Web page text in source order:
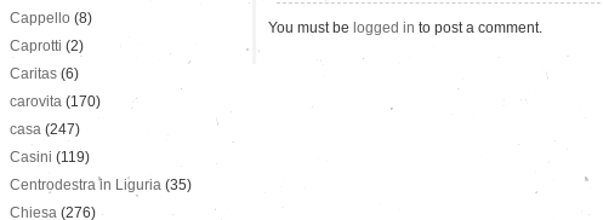
You must be logged in to post a comment.
Cappello (8)
Caprotti (2)
Caritas (6)
carovita (170)
casa (247)
Casini (119)
Centrodestra in Liguria (35)
Chiesa (276)